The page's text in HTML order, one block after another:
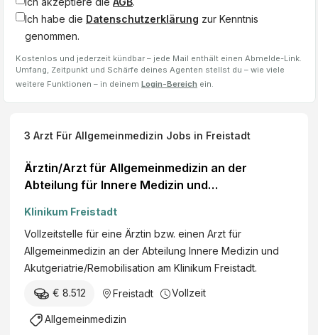
Ich habe die Datenschutzerklärung zur Kenntnis
genommen.
Kostenlos und jederzeit kündbar – jede Mail enthält einen Abmelde-Link.
Umfang, Zeitpunkt und Schärfe deines Agenten stellst du – wie viele
weitere Funktionen – in deinem Login-Bereich ein.
3 Arzt Für Allgemeinmedizin Jobs in Freistadt
Ärztin/Arzt für Allgemeinmedizin an der
Abteilung für Innere Medizin und
Klinikum Freistadt
Vollzeitstelle für eine Ärztin bzw. einen Arzt für
Allgemeinmedizin an der Abteilung Innere Medizin und
Akutgeriatrie/Remobilisation am Klinikum Freistadt.
€ 8.512 Freistadt Vollzeit
Allgemeinmedizin